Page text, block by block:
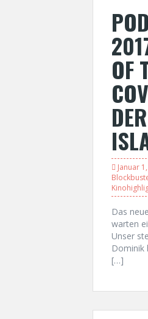
OF
Januar
Das
warten
Unser
Dominik
[…]